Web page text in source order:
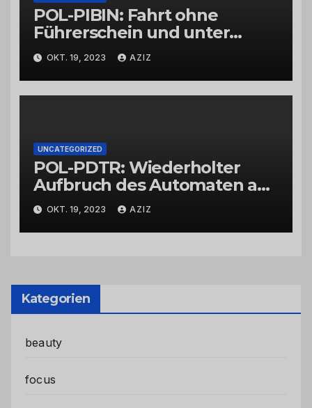
POL-PIBIN: Fahrt ohne
Führerschein und unter
Einfluss von Drogen
OKT. 19, 2023 AZIZ
UNCATEGORIZED
POL-PDTR: Wiederholter
Aufbruch des Automaten am
Wohnmobilstellplatz in
Hermeskeil am Labachweg
OKT. 19, 2023 AZIZ
Kategorien
beauty
focus